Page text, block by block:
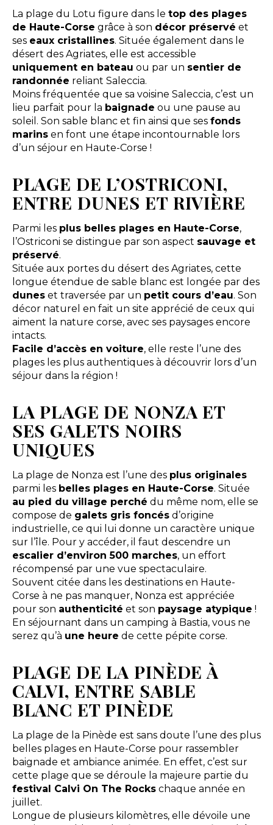
La plage du Lotu figure dans le top des plages
de Haute-Corse grâce à son décor préservé et
ses eaux cristallines. Située également dans le
désert des Agriates, elle est accessible
uniquement en bateau ou par un sentier de
randonnée reliant Saleccia.
Moins fréquentée que sa voisine Saleccia, c’est un
lieu parfait pour la baignade ou une pause au
soleil. Son sable blanc et fin ainsi que ses fonds
marinsen font une étape incontournable lors
d’un séjour en Haute-Corse !
PLAGE DE L’OSTRICONI,
ENTRE DUNES ET RIVIÈRE
Parmi les plus belles plages en Haute-Corse,
l’Ostriconi se distingue par son aspect sauvage et
préservé.
Située aux portes du désert des Agriates, cette
longue étendue de sable blanc est longée par des
duneset traversée par un petit cours d’eau. Son
décor naturel en fait un site apprécié de ceux qui
aiment la nature corse, avec ses paysages encore
intacts.
Facile d’accès en voiture, elle reste l’une des
plages les plus authentiques à découvrir lors d’un
séjour dans la région !
LA PLAGE DE NONZA ET
SES GALETS NOIRS
UNIQUES
La plage de Nonza est l’une des plus originales
parmi les belles plages en Haute-Corse. Située
au pied du village perché du même nom, elle se
compose de galets gris foncésd’origine
industrielle, ce qui lui donne un caractère unique
sur l’île. Pour y accéder, il faut descendre un
escalier d’environ 500 marches, un effort
récompensé par une vue spectaculaire.
Souvent citée dans les destinations en Haute-
Corse à ne pas manquer, Nonza est appréciée
pour son authenticité et son paysage atypique !
En séjournant dans un camping à Bastia, vous ne
serez qu’à une heure de cette pépite corse.
PLAGE DE LA PINÈDE À
CALVI, ENTRE SABLE
BLANC ET PINÈDE
La plage de la Pinède est sans doute l’une des plus
belles plages en Haute-Corse pour rassembler
baignade et ambiance animée. En effet, c’est sur
cette plage que se déroule la majeure partie du
festival Calvi On The Rockschaque année en
juillet.
Longue de plusieurs kilomètres, elle dévoile une